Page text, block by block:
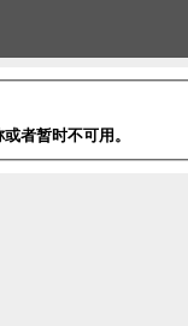
者暂时不可用。